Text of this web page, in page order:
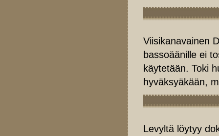
Viisikanavainen
bassoäänille ei
käytetään. Toki
hyväksyäkään,
Levyltä löytyy